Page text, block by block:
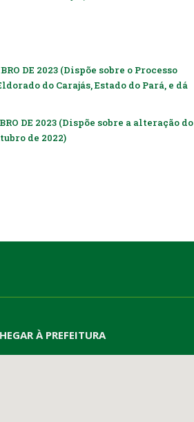
DE 2023 (Dispõe sobre o Processo
do Carajás, Estado do Pará, e dá
DE 2023 (Dispõe sobre a alteração do
de 2022)
À PREFEITURA